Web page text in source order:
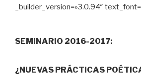
_builder_version=»3.0.94″
SEMINARIO 2016-2017:
¿NUEVAS PRÁCTICAS